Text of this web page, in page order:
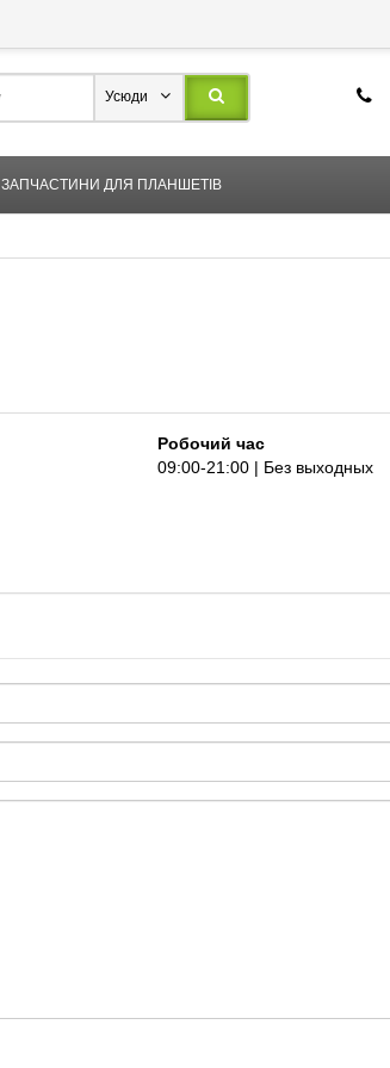
Усюди
ЗАПЧАСТИНИ ДЛЯ ПЛАНШЕТІВ
Робочий час
09:00-21:00 | Без выходных